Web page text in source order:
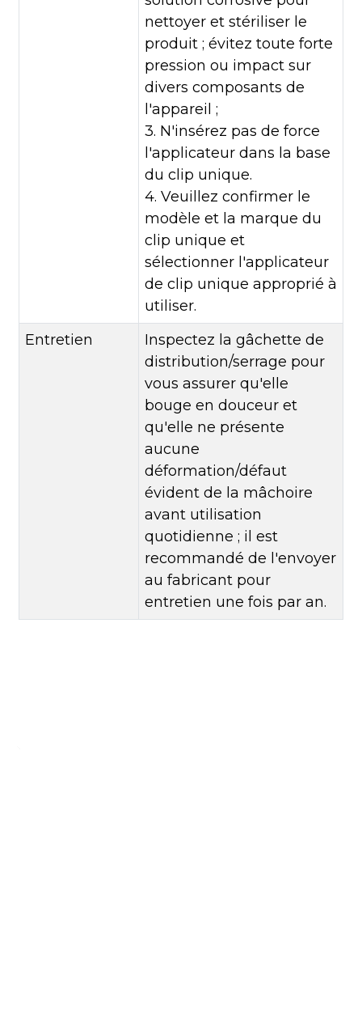
nettoyer et stériliser le
produit ; évitez toute forte
pression ou impact sur
divers composants de
l'appareil ;
3. N'insérez pas de force
l'applicateur dans la base
du clip unique.
4. Veuillez confirmer le
modèle et la marque du
clip unique et
sélectionner l'applicateur
de clip unique approprié à
utiliser.
Entretien
Inspectez la gâchette de
distribution/serrage pour
vous assurer qu'elle
bouge en douceur et
qu'elle ne présente
aucune
déformation/défaut
évident de la mâchoire
avant utilisation
quotidienne ; il est
recommandé de l'envoyer
au fabricant pour
entretien une fois par an.